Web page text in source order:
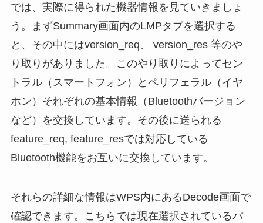
では、実際に得られた機器情報を見ていきましょ
う。まずSummary画面内のLMPタブを選択する
と、その中にはversion_req、 version_res 等のや
り取りがありました。このやり取りによってセン
トラル（スマートフォン）とペリフェラル（イヤ
ホン）それぞれの基本情報（Bluetoothバージョン
など）を交換しています。その後に送られる
feature_req, feature_resでは対応している
Bluetooth機能をお互いに交換しています。
それらの詳細な情報はWPS内にあるDecode画面で
確認できます。こちらでは現在選択されているパ